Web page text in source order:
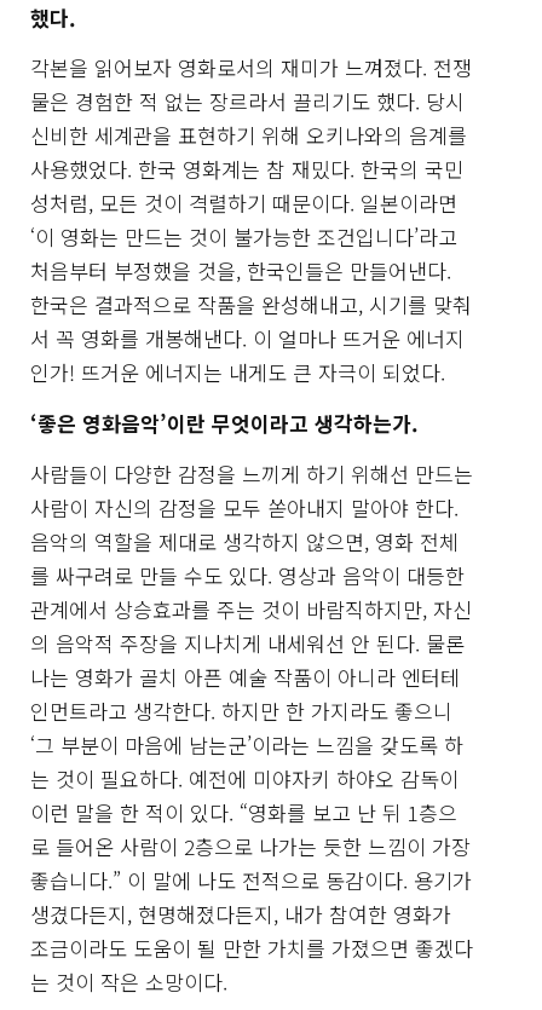
했다.
각본을 읽어보자 영화로서의 재미가 느껴졌다. 전쟁
물은 경험한 적 없는 장르라서 끌리기도 했다. 당시
신비한 세계관을 표현하기 위해 오키나와의 음계를
사용했었다. 한국 영화계는 참 재밌다. 한국의 국민
성처럼, 모든 것이 격렬하기 때문이다. 일본이라면
‘이 영화는 만드는 것이 불가능한 조건입니다’라고
처음부터 부정했을 것을, 한국인들은 만들어낸다.
한국은 결과적으로 작품을 완성해내고, 시기를 맞춰
서 꼭 영화를 개봉해낸다. 이 얼마나 뜨거운 에너지
인가! 뜨거운 에너지는 내게도 큰 자극이 되었다.
‘좋은 영화음악’이란 무엇이라고 생각하는가.
사람들이 다양한 감정을 느끼게 하기 위해선 만드는
사람이 자신의 감정을 모두 쏟아내지 말아야 한다.
음악의 역할을 제대로 생각하지 않으면, 영화 전체
를 싸구려로 만들 수도 있다. 영상과 음악이 대등한
관계에서 상승효과를 주는 것이 바람직하지만, 자신
의 음악적 주장을 지나치게 내세워선 안 된다. 물론
나는 영화가 골치 아픈 예술 작품이 아니라 엔터테
인먼트라고 생각한다. 하지만 한 가지라도 좋으니
‘그 부분이 마음에 남는군’이라는 느낌을 갖도록 하
는 것이 필요하다. 예전에 미야자키 하야오 감독이
이런 말을 한 적이 있다. “영화를 보고 난 뒤 1층으
로 들어온 사람이 2층으로 나가는 듯한 느낌이 가장
좋습니다.” 이 말에 나도 전적으로 동감이다. 용기가
생겼다든지, 현명해졌다든지, 내가 참여한 영화가
조금이라도 도움이 될 만한 가치를 가졌으면 좋겠다
는 것이 작은 소망이다.